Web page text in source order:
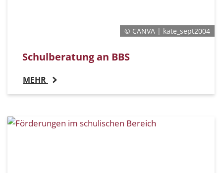
© CANVA | kate_sept2004
Schulberatung an BBS
MEHR